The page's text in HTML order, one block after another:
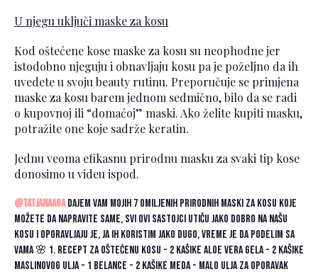
U njegu uključi maske za kosu
Kod oštećene kose maske za kosu su neophodne jer
istodobno njeguju i obnavljaju kosu pa je poželjno da ih
uvedete u svoju beauty rutinu. Preporučuje se primjena
maske za kosu barem jednom sedmično, bilo da se radi
o kupovnoj ili “domaćoj” maski. Ako želite kupiti masku,
potražite one koje sadrže keratin.
Jednu veoma efikasnu prirodnu masku za svaki tip kose
donosimo u videu ispod.
@tatjanaagaDajem vam mojih 7 omiljenih prirodnih maski za kosu koje
možete da napravite same, svi ovi sastojci utiču jako dobro na našu
kosu i oporavljaju je, ja ih koristim jako dugo, vreme je da podelim sa
vama 🌸 1. recept za oštećenu kosu - 2 kašike aloe vera gela - 2 kašike
maslinovog ulja - 1 belance - 2 kašike meda - malo ulja za oporavak